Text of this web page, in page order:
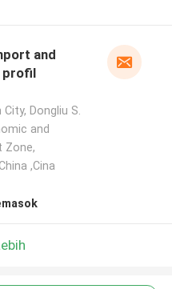
and
profil
Dongliu S.
and
Zone,
,Cina